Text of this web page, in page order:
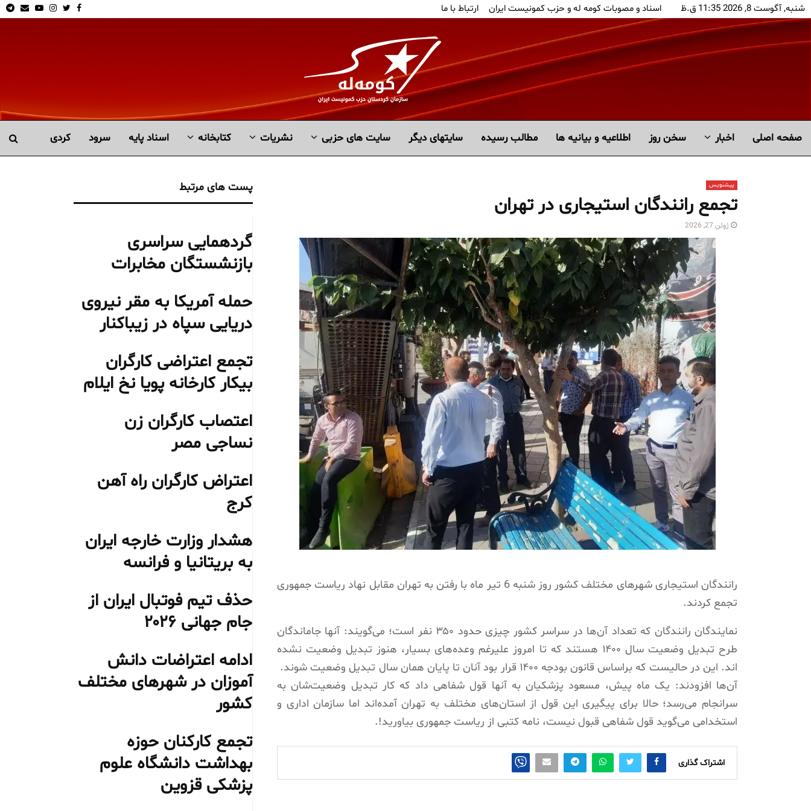
شنبه, آگوست 8, 2026 11:35 ق.ظ اسناد و مصوبات کومه له و حزب کمونیست ایران ارتباط با ما Facebook
Twitter
Instagram
Youtube
Email
صفحه اصلی اخبار سخن روز اطلاعیه و بیانیه ها مطالب رسیده سايتهاى ديگر سایت های حزبی نشریات کتابخانە اسناد پایه سرود کردی
پیشنویس
تجمع رانندگان استیجاری در تهران
ژوئن 27, 2026
رانندگان استیجاری شهرهای مختلف کشور روز شنبه 6 تیر ماه با رفتن به تهران مقابل نهاد ریاست جمهوری
تجمع کردند.
نمایندگان رانندگان که تعداد آن‌ها در سراسر کشور چیزی حدود ۳۵۰ نفر است؛ می‌گویند: آنها جاماندگان
طرح تبدیل وضعیت سال ۱۴۰۰ هستند که تا امروز علیرغم وعده‌های بسیار، هنوز تبدیل وضعیت نشده
اند. این در حالیست که براساس قانون بودجه ۱۴۰۰ قرار بود آنان تا پایان همان سال تبدیل وضعیت شوند.
آن‌ها افزودند: یک ماه پیش، مسعود پزشکیان به آنها قول شفاهی داد که کار تبدیل وضعیت‌شان به
سرانجام می‌رسد؛ حالا برای پیگیری این قول از استان‌های مختلف به تهران آمده‌اند اما سازمان اداری و
استخدامی می‌گوید قول شفاهی قبول نیست، نامه کتبی از ریاست جمهوری بیاورید!.
اشتراک گذاری
پست های مرتبط
گردهمایی سراسری
بازنشستگان مخابرات
حمله آمریکا به مقر نیروی
دریایی سپاه در زیباکنار
تجمع اعتراضی کارگران
بیکار کارخانه پویا نخ ایلام
اعتصاب کارگران زن
نساجی مصر
اعتراض کارگران راه آهن
کرج
هشدار وزارت خارجه ایران
به بریتانیا و فرانسه
حذف تیم فوتبال ایران از
جام جهانی ۲۰۲۶
ادامه اعتراضات دانش
آموزان در شهرهای مختلف
کشور
تجمع کارکنان حوزه
بهداشت دانشگاه علوم
پزشکی قزوین